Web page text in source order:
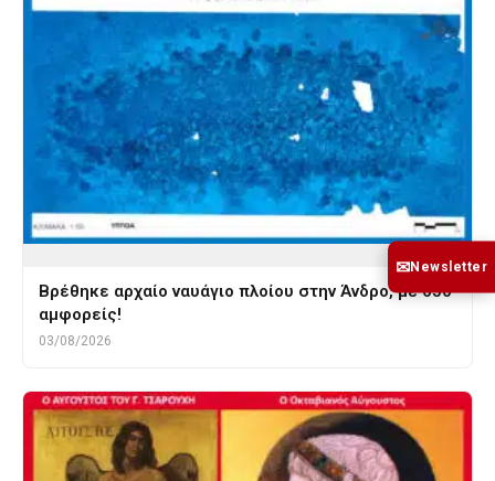
Βρέθηκε αρχαίο ναυάγιο πλοίου στην Άνδρο, με 650
αμφορείς!
03/08/2026
✉Newsletter